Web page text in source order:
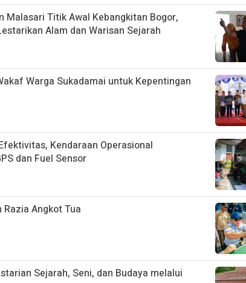
Malasari Titik Awal Kebangkitan Bogor,
Alam dan Warisan Sejarah
Warga Sukadamai untuk Kepentingan
Kendaraan Operasional
dan Fuel Sensor
Angkot Tua
Sejarah, Seni, dan Budaya melalui